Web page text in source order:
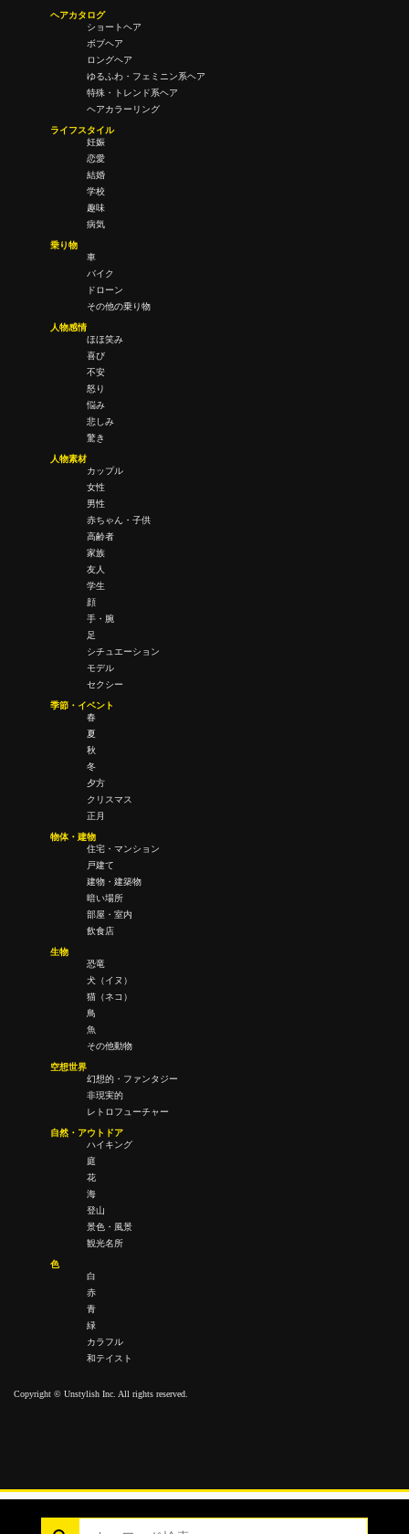
ヘアカタログ
ショートヘア
ボブヘア
ロングヘア
ゆるふわ・フェミニン系ヘア
特殊・トレンド系ヘア
ヘアカラーリング
ライフスタイル
妊娠
恋愛
結婚
学校
趣味
病気
乗り物
車
バイク
ドローン
その他の乗り物
人物感情
ほほ笑み
喜び
不安
怒り
悩み
悲しみ
驚き
人物素材
カップル
女性
男性
赤ちゃん・子供
高齢者
家族
友人
学生
顔
手・腕
足
シチュエーション
モデル
セクシー
季節・イベント
春
夏
秋
冬
夕方
クリスマス
正月
物体・建物
住宅・マンション
戸建て
建物・建築物
暗い場所
部屋・室内
飲食店
生物
恐竜
犬（イヌ）
猫（ネコ）
鳥
魚
その他動物
空想世界
幻想的・ファンタジー
非現実的
レトロフューチャー
自然・アウトドア
ハイキング
庭
花
海
登山
景色・風景
観光名所
色
白
赤
青
緑
カラフル
和テイスト
Copyright © Unstylish Inc. All rights reserved.